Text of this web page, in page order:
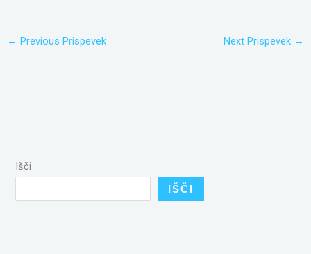
← Previous Prispevek Next Prispevek →
Išči
IŠČI